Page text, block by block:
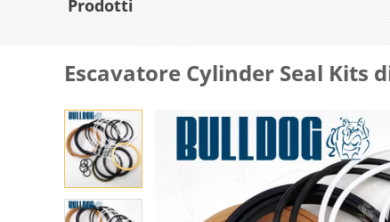
Prodotti
Escavatore Cylinder Seal Kits